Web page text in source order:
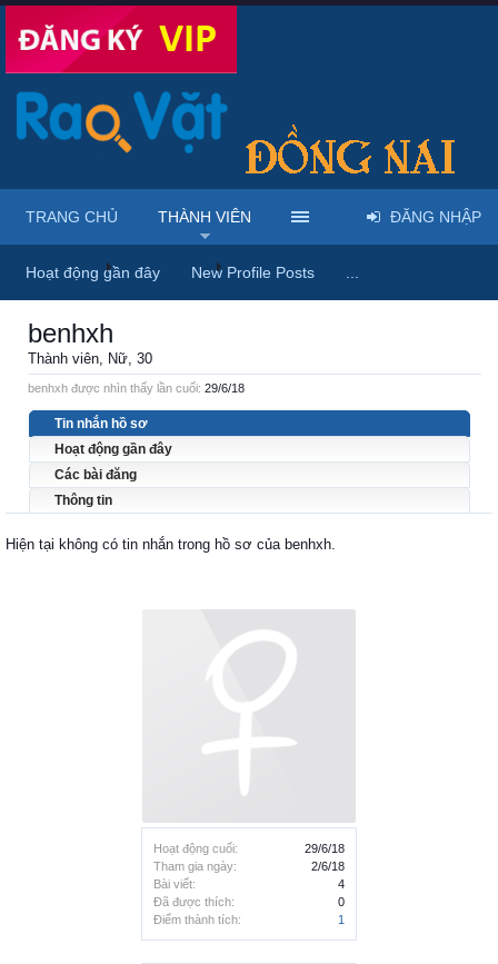
Trang chủ Thành viên benhxh
Hoạt động cuối:
29/6/18
Tham gia ngày:
2/6/18
Bài viết:
4
Đã được thích:
0
Điểm thành tích:
1
benhxh
Thành viên, Nữ, 30
benhxh được nhìn thấy lần cuối: 29/6/18
Tin nhắn hồ sơ
Hoạt động gần đây
Các bài đăng
Thông tin
Hiện tại không có tin nhắn trong hồ sơ của benhxh.
TRANG CHỦ THÀNH VIÊN
Hoạt động gần đây New Profile Posts
ĐĂNG NHẬP